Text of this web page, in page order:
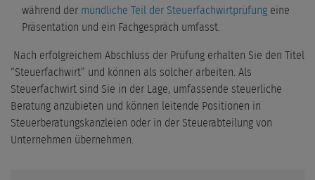
während der mündliche Teil der Steuerfachwirtprüfung eine
Präsentation und ein Fachgespräch umfasst.
Nach erfolgreichem Abschluss der Prüfung erhalten Sie den Titel
“Steuerfachwirt” und können als solcher arbeiten. Als
Steuerfachwirt sind Sie in der Lage, umfassende steuerliche
Beratung anzubieten und können leitende Positionen in
Steuerberatungskanzleien oder in der Steuerabteilung von
Unternehmen übernehmen.